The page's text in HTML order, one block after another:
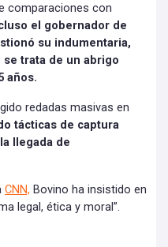
comparaciones con
el gobernador de
su indumentaria,
trata de un abrigo
años.
redadas masivas en
tácticas de captura
llegada de
CNN, Bovino ha insistido en
legal, ética y moral”.